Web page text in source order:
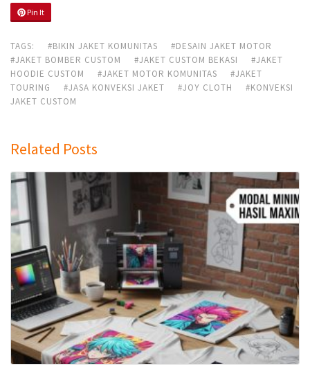
Pin It
TAGS: #BIKIN JAKET KOMUNITAS
#DESAIN JAKET MOTOR
#JAKET BOMBER CUSTOM
#JAKET CUSTOM BEKASI
#JAKET
HOODIE CUSTOM
#JAKET MOTOR KOMUNITAS
#JAKET
TOURING
#JASA KONVEKSI JAKET #JOY CLOTH
#KONVEKSI
JAKET CUSTOM
Related Posts